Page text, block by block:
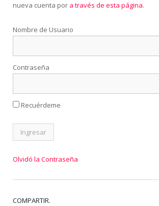
nueva cuenta por a través de esta página.
Nombre de Usuario
Contraseña
Recuérdeme
Olvidó la Contraseña
COMPARTIR.